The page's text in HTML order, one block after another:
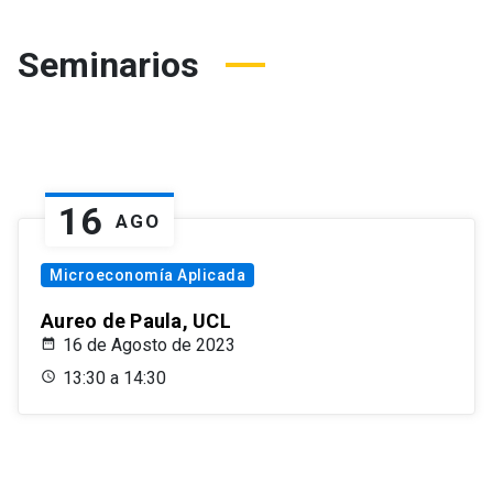
Seminarios
16 AGO
Microeconomía Aplicada
Aureo de Paula, UCL
16 de Agosto de 2023
13:30 a 14:30